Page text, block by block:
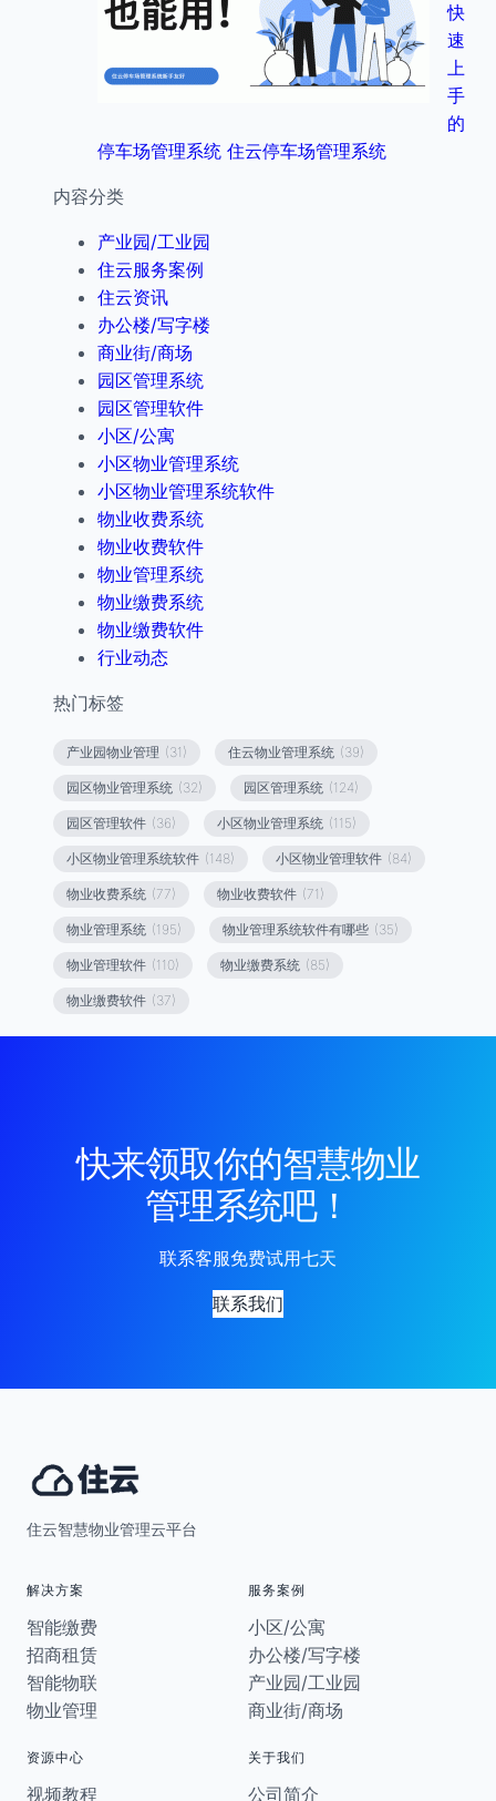
快
速
上
手
的
停车场管理系统 住云停车场管理系统
内容分类
产业园/工业园
住云服务案例
住云资讯
办公楼/写字楼
商业街/商场
园区管理系统
园区管理软件
小区/公寓
小区物业管理系统
小区物业管理系统软件
物业收费系统
物业收费软件
物业管理系统
物业缴费系统
物业缴费软件
行业动态
热门标签
产业园物业管理 (31) 住云物业管理系统 (39)
园区物业管理系统 (32) 园区管理系统 (124)
园区管理软件 (36) 小区物业管理系统 (115)
小区物业管理系统软件 (148) 小区物业管理软件 (84)
物业收费系统 (77) 物业收费软件 (71)
物业管理系统 (195) 物业管理系统软件有哪些 (35)
物业管理软件 (110) 物业缴费系统 (85)
物业缴费软件 (37)
快来领取你的智慧物业
管理系统吧！
联系客服免费试用七天
联系我们
住云智慧物业管理云平台
解决方案
智能缴费
招商租赁
智能物联
物业管理
服务案例
小区/公寓
办公楼/写字楼
产业园/工业园
商业街/商场
资源中心
视频教程
关于我们
公司简介